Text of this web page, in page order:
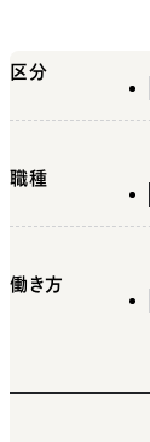
区分
職種
働き方